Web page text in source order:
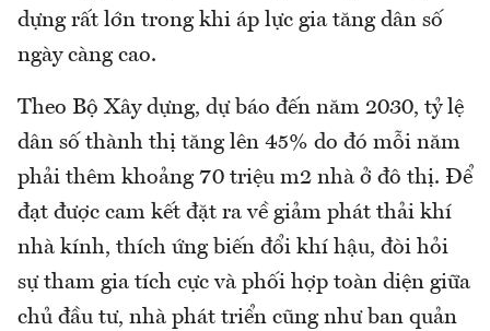
dựng rất lớn trong khi áp lực gia tăng dân số
ngày càng cao.
Theo Bộ Xây dựng, dự báo đến năm 2030, tỷ lệ
dân số thành thị tăng lên 45% do đó mỗi năm
phải thêm khoảng 70 triệu m2 nhà ở đô thị. Để
đạt được cam kết đặt ra về giảm phát thải khí
nhà kính, thích ứng biến đổi khí hậu, đòi hỏi
sự tham gia tích cực và phối hợp toàn diện giữa
chủ đầu tư, nhà phát triển cũng như ban quản